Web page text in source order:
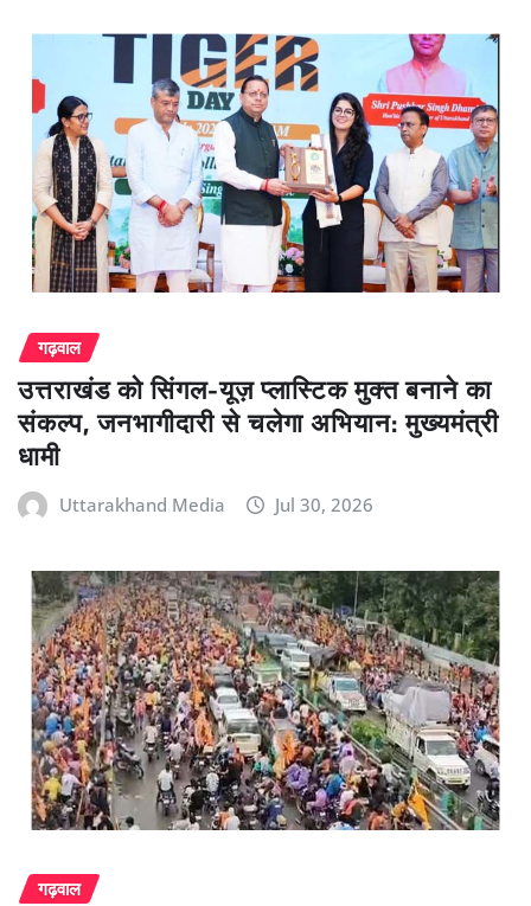
गढ़वाल
उत्तराखंड को सिंगल-यूज़ प्लास्टिक मुक्त बनाने का
संकल्प, जनभागीदारी से चलेगा अभियान: मुख्यमंत्री
धामी
Uttarakhand Media Jul 30, 2026
गढ़वाल